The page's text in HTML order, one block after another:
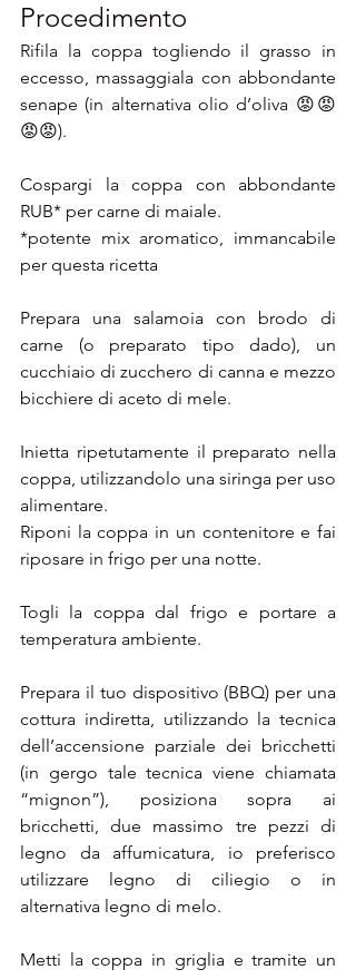
Procedimento
Rifila la coppa togliendo il grasso in
eccesso, massaggiala con abbondante
senape (in alternativa olio d’oliva 😡😡
😡😡).
Cospargi la coppa con abbondante
RUB* per carne di maiale.
*potente mix aromatico, immancabile
per questa ricetta
Prepara una salamoia con brodo di
carne (o preparato tipo dado), un
cucchiaio di zucchero di canna e mezzo
bicchiere di aceto di mele.
Inietta ripetutamente il preparato nella
coppa, utilizzandolo una siringa per uso
alimentare.
Riponi la coppa in un contenitore e fai
riposare in frigo per una notte.
Togli la coppa dal frigo e portare a
temperatura ambiente.
Prepara il tuo dispositivo (BBQ) per una
cottura indiretta, utilizzando la tecnica
dell’accensione parziale dei bricchetti
(in gergo tale tecnica viene chiamata
“mignon”), posiziona sopra ai
bricchetti, due massimo tre pezzi di
legno da affumicatura, io preferisco
utilizzare legno di ciliegio o in
alternativa legno di melo.
Metti la coppa in griglia e tramite un